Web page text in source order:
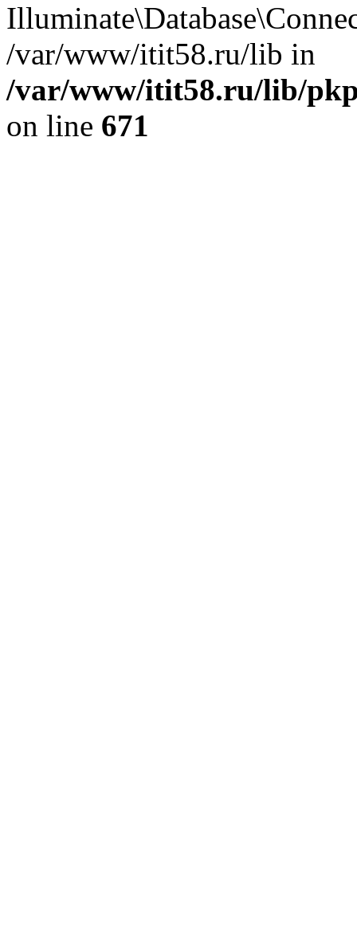
/var/www/itit58.ru/lib in
/var/www/itit58.ru/lib/
on line 671